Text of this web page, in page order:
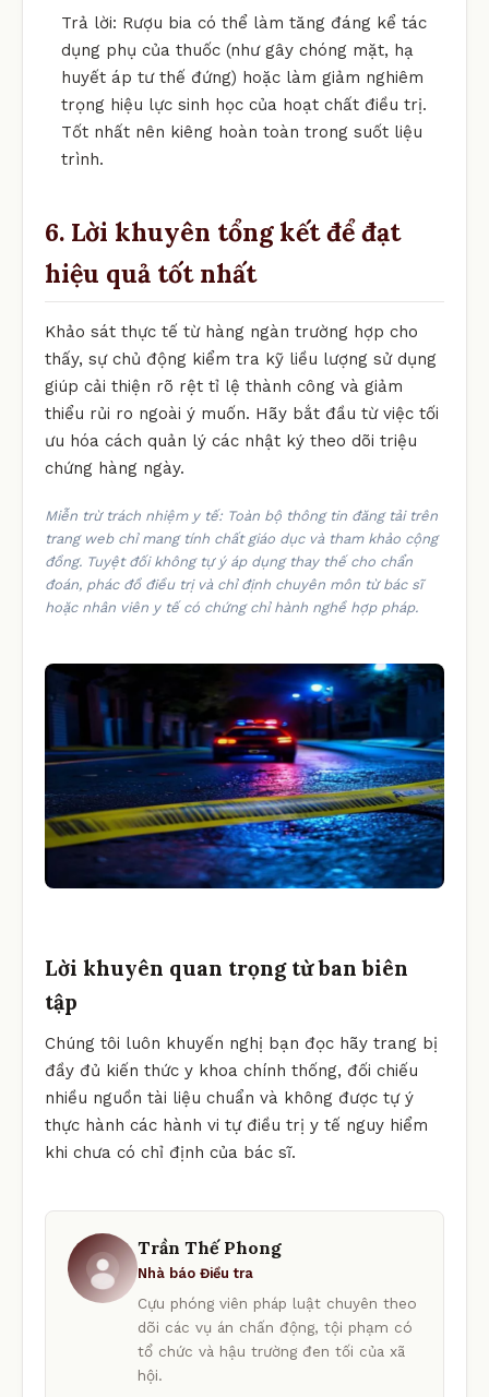
Trả lời: Rượu bia có thể làm tăng đáng kể tác
dụng phụ của thuốc (như gây chóng mặt, hạ
huyết áp tư thế đứng) hoặc làm giảm nghiêm
trọng hiệu lực sinh học của hoạt chất điều trị.
Tốt nhất nên kiêng hoàn toàn trong suốt liệu
trình.
6. Lời khuyên tổng kết để đạt
hiệu quả tốt nhất
Khảo sát thực tế từ hàng ngàn trường hợp cho
thấy, sự chủ động kiểm tra kỹ liều lượng sử dụng
giúp cải thiện rõ rệt tỉ lệ thành công và giảm
thiểu rủi ro ngoài ý muốn. Hãy bắt đầu từ việc tối
ưu hóa cách quản lý các nhật ký theo dõi triệu
chứng hàng ngày.
Miễn trừ trách nhiệm y tế: Toàn bộ thông tin đăng tải trên
trang web chỉ mang tính chất giáo dục và tham khảo cộng
đồng. Tuyệt đối không tự ý áp dụng thay thế cho chẩn
đoán, phác đồ điều trị và chỉ định chuyên môn từ bác sĩ
hoặc nhân viên y tế có chứng chỉ hành nghề hợp pháp.
Lời khuyên quan trọng từ ban biên
tập
Chúng tôi luôn khuyến nghị bạn đọc hãy trang bị
đầy đủ kiến thức y khoa chính thống, đối chiếu
nhiều nguồn tài liệu chuẩn và không được tự ý
thực hành các hành vi tự điều trị y tế nguy hiểm
khi chưa có chỉ định của bác sĩ.
Trần Thế Phong
Nhà báo Điều tra
Cựu phóng viên pháp luật chuyên theo
dõi các vụ án chấn động, tội phạm có
tổ chức và hậu trường đen tối của xã
hội.